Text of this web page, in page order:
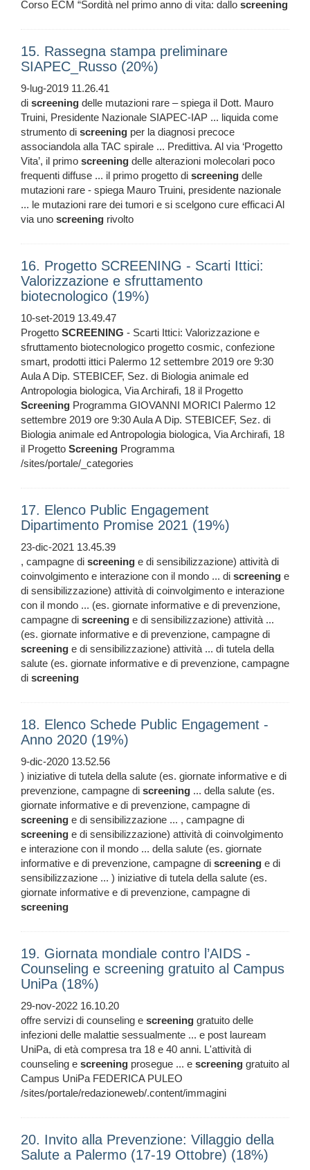
Corso ECM “Sordità nel primo anno di vita: dallo screening
15. Rassegna stampa preliminare
SIAPEC_Russo (20%)
9-lug-2019 11.26.41
di screening delle mutazioni rare – spiega il Dott. Mauro
Truini, Presidente Nazionale SIAPEC-IAP ... liquida come
strumento di screening per la diagnosi precoce
associandola alla TAC spirale ... Predittiva. Al via ‘Progetto
Vita’, il primo screening delle alterazioni molecolari poco
frequenti diffuse ... il primo progetto di screening delle
mutazioni rare - spiega Mauro Truini, presidente nazionale
... le mutazioni rare dei tumori e si scelgono cure efficaci Al
via uno screening rivolto
16. Progetto SCREENING - Scarti Ittici:
Valorizzazione e sfruttamento
biotecnologico (19%)
10-set-2019 13.49.47
Progetto SCREENING - Scarti Ittici: Valorizzazione e
sfruttamento biotecnologico progetto cosmic, confezione
smart, prodotti ittici Palermo 12 settembre 2019 ore 9:30
Aula A Dip. STEBICEF, Sez. di Biologia animale ed
Antropologia biologica, Via Archirafi, 18 il Progetto
Screening Programma GIOVANNI MORICI Palermo 12
settembre 2019 ore 9:30 Aula A Dip. STEBICEF, Sez. di
Biologia animale ed Antropologia biologica, Via Archirafi, 18
il Progetto Screening Programma
/sites/portale/_categories
17. Elenco Public Engagement
Dipartimento Promise 2021 (19%)
23-dic-2021 13.45.39
, campagne di screening e di sensibilizzazione) attività di
coinvolgimento e interazione con il mondo ... di screening e
di sensibilizzazione) attività di coinvolgimento e interazione
con il mondo ... (es. giornate informative e di prevenzione,
campagne di screening e di sensibilizzazione) attività ...
(es. giornate informative e di prevenzione, campagne di
screening e di sensibilizzazione) attività ... di tutela della
salute (es. giornate informative e di prevenzione, campagne
di screening
18. Elenco Schede Public Engagement -
Anno 2020 (19%)
9-dic-2020 13.52.56
) iniziative di tutela della salute (es. giornate informative e di
prevenzione, campagne di screening ... della salute (es.
giornate informative e di prevenzione, campagne di
screening e di sensibilizzazione ... , campagne di
screening e di sensibilizzazione) attività di coinvolgimento
e interazione con il mondo ... della salute (es. giornate
informative e di prevenzione, campagne di screening e di
sensibilizzazione ... ) iniziative di tutela della salute (es.
giornate informative e di prevenzione, campagne di
screening
19. Giornata mondiale contro l’AIDS -
Counseling e screening gratuito al Campus
UniPa (18%)
29-nov-2022 16.10.20
offre servizi di counseling e screening gratuito delle
infezioni delle malattie sessualmente ... e post lauream
UniPa, di età compresa tra 18 e 40 anni. L'attività di
counseling e screening prosegue ... e screening gratuito al
Campus UniPa FEDERICA PULEO
/sites/portale/redazioneweb/.content/immagini
20. Invito alla Prevenzione: Villaggio della
Salute a Palermo (17-19 Ottobre) (18%)